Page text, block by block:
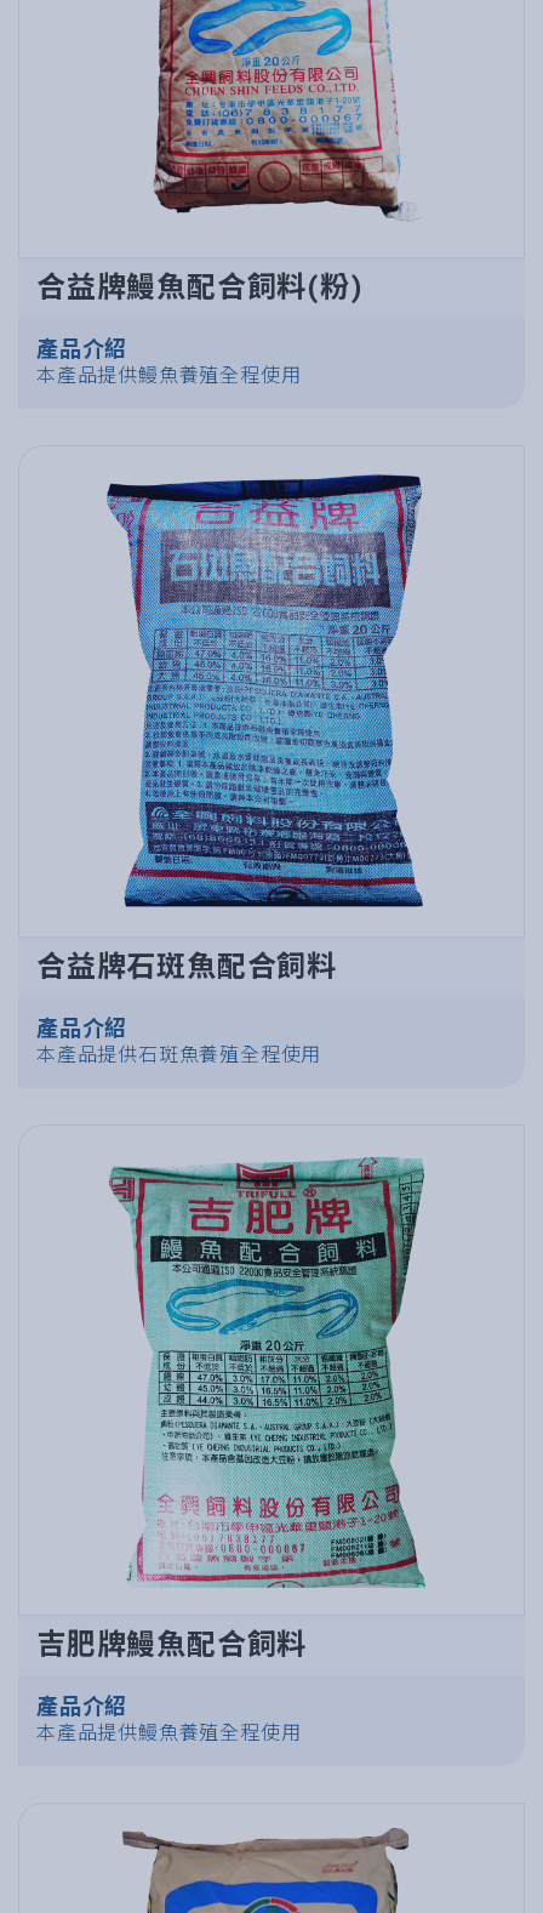
合益牌鰻魚配合飼料(粉)
產品介紹
本產品提供鰻魚養殖全程使用
合益牌石斑魚配合飼料
產品介紹
本產品提供石斑魚養殖全程使用
吉肥牌鰻魚配合飼料
產品介紹
本產品提供鰻魚養殖全程使用